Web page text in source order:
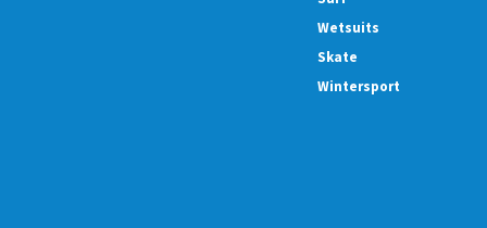
Wetsuits
Skate
Wintersport